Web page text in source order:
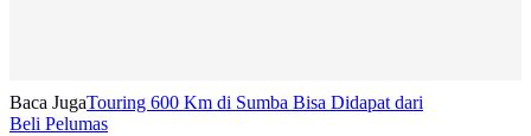
Baca JugaTouring 600 Km di Sumba Bisa Didapat dari
Beli Pelumas